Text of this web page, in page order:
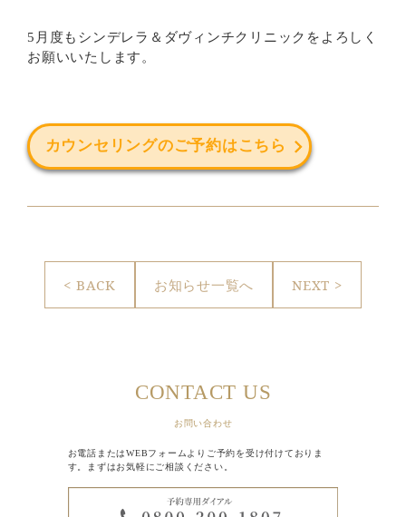
5月度もシンデレラ＆ダヴィンチクリニックをよろしく
お願いいたします。
カウンセリングのご予約はこちら
< BACK お知らせ一覧へ NEXT >
CONTACT US
お問い合わせ
お電話またはWEBフォームよりご予約を受け付けておりま
す。まずはお気軽にご相談ください。